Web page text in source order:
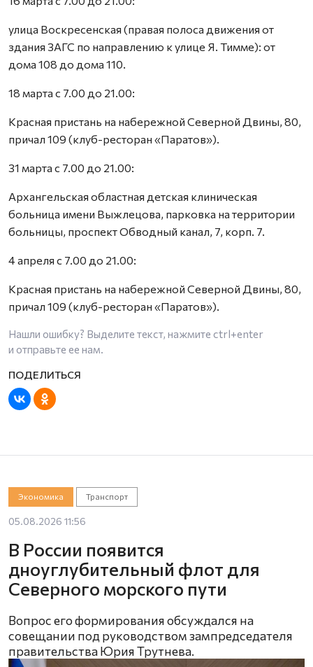
улица Воскресенская (правая полоса движения от
здания ЗАГС по направлению к улице Я. Тимме): от
дома 108 до дома 110.
18 марта с 7.00 до 21.00:
Красная пристань на набережной Северной Двины, 80,
причал 109 (клуб-ресторан «Паратов»).
31 марта с 7.00 до 21.00:
Архангельская областная детская клиническая
больница имени Выжлецова, парковка на территории
больницы, проспект Обводный канал, 7, корп. 7.
4 апреля с 7.00 до 21.00:
Красная пристань на набережной Северной Двины, 80,
причал 109 (клуб-ресторан «Паратов»).
Нашли ошибку? Выделите текст, нажмите ctrl+enter
и отправьте ее нам.
Экономика Транспорт
05.08.2026 11:56
В России появится
дноуглубительный флот для
Северного морского пути
Вопрос его формирования обсуждался на
совещании под руководством зампредседателя
правительства Юрия Трутнева.